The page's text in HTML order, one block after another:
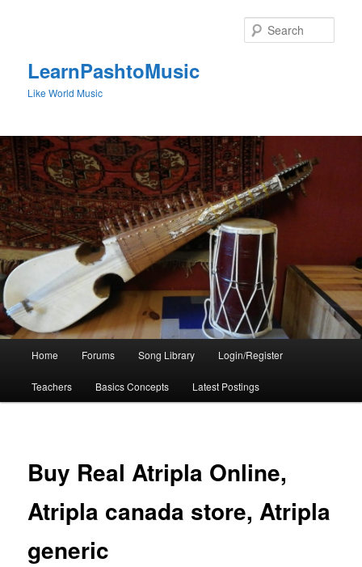
LearnPashtoMusic
Like World Music
Home Forums Song Library Login/Register
Teachers Basics Concepts Latest Postings
Buy Real Atripla Online,
Atripla canada store, Atripla
generic